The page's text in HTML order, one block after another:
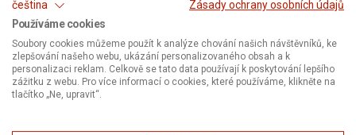
čeština
Zásady ochrany osobních údajů
Používáme cookies
Soubory cookies můžeme použít k analýze chování našich návštěvníků, ke
zlepšování našeho webu, ukázání personalizovaného obsah a k
personalizaci reklam. Celkově se tato data používají k poskytování lepšího
zážitku z webu. Pro více informací o cookies, které používáme, klikněte na
tlačítko „Ne, upravit“.